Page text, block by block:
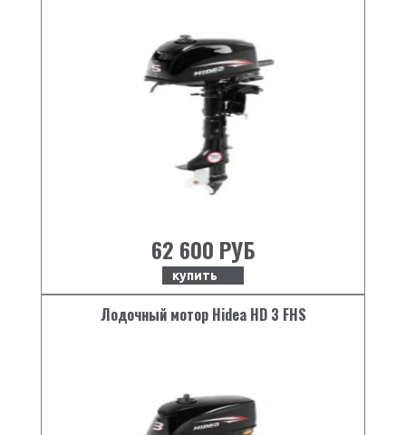
62 600 РУБ
купить
Лодочный мотор Hidea HD 3 FHS